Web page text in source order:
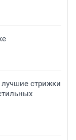
стрижки